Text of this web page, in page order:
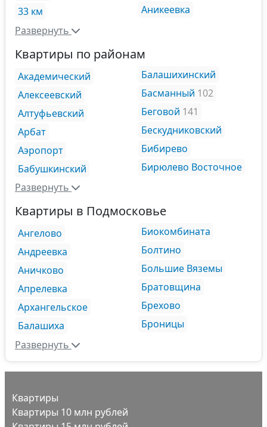
33 км
Аникеевка
Развернуть
Квартиры по районам
Академический
Алексеевский
Алтуфьевский
Арбат
Аэропорт
Бабушкинский
Балашихинский
Басманный 102
Беговой 141
Бескудниковский
Бибирево
Бирюлево Восточное
Развернуть
Квартиры в Подмосковье
Ангелово
Андреевка
Аничково
Апрелевка
Архангельское
Балашиха
Биокомбината
Болтино
Большие Вяземы
Братовщина
Брехово
Броницы
Развернуть
Квартиры
Квартиры 10 млн рублей